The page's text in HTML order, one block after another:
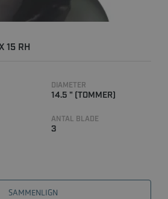
15 RH
DIAMETER
14.5 " (TOMMER)
ANTAL BLADE
3
SAMMENLIGN